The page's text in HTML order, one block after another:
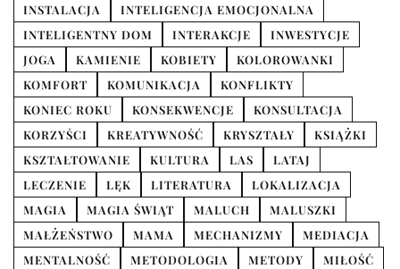
INSTALACJA
INTELIGENCJA EMOCJONALNA
INTELIGENTNY DOM
INTERAKCJE
INWESTYCJE
JOGA
KAMIENIE KOBIETY
KOLOROWANKI
KOMFORT
KOMUNIKACJA
KONFLIKTY
KONIEC ROKU
KONSEKWENCJE
KONSULTACJA
KORZYŚCI
KREATYWNOŚĆ KRYSZTAŁY
KSIĄŻKI
KSZTAŁTOWANIE
KULTURA LAS
LATAJ
LECZENIE
LĘK LITERATURA
LOKALIZACJA
MAGIA
MAGIA ŚWIĄT MALUCH
MALUSZKI
MAŁŻEŃSTWO
MAMA MECHANIZMY
MEDIACJA
MENTALNOŚĆ
METODOLOGIA METODY
MIŁOŚĆ